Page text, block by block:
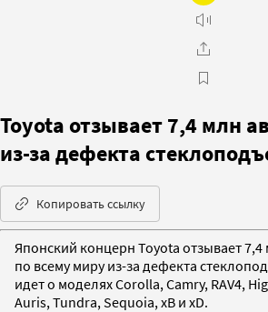
Toyota отзывает 7,4 млн
из-за дефекта
Копировать ссылку
Японский концерн Toyota отзывает
по всему миру из-за дефекта
идет о моделях Corolla, Camry, RAV4,
Auris, Tundra, Sequoia, xB и xD.